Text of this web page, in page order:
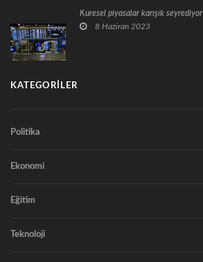
Küresel piyasalar karışık seyrediyor
8 Haziran 2023
KATEGORILER
Politika
Ekonomi
Eğitim
Teknoloji